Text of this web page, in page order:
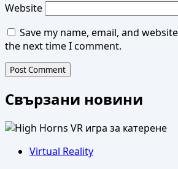
Website
Save my name, email, and
the next time I comment.
Свързани новини
Virtual Reality